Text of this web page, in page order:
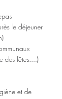
le déjeuner
des fêtes....)
et de